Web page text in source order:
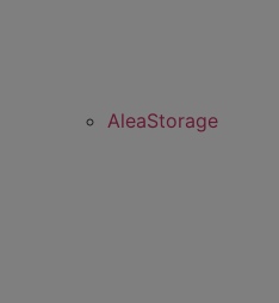
AleaStorage